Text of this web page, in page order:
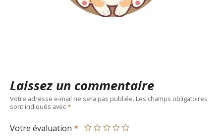
Laissez un commentaire
Votre adresse e-mail ne sera pas publiée. Les champs obligatoires
sont indiqués avec
Votre évaluation